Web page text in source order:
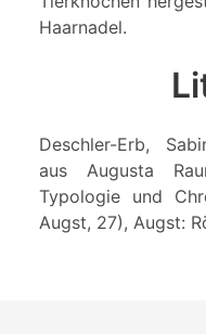
Haarnadel.
Deschler-Erb,
aus Augusta
Typologie und
Augst, 27), Augst: